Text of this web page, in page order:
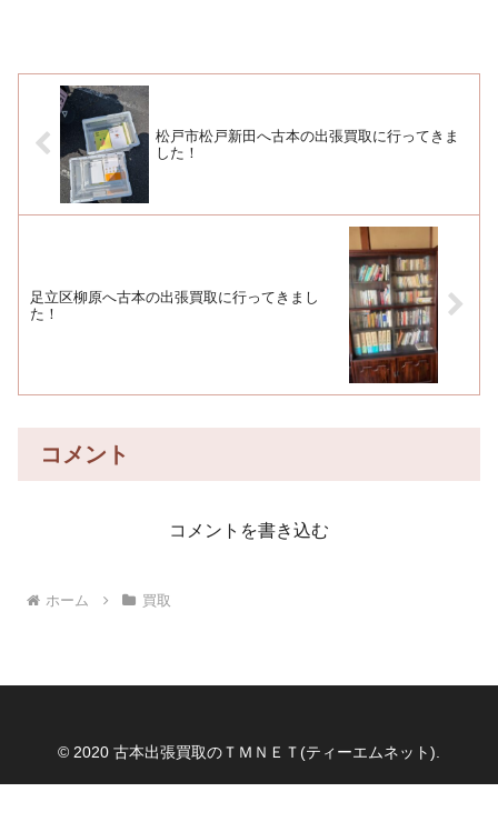
松戸市松戸新田へ古本の出張買取に行ってきま
した！
足立区柳原へ古本の出張買取に行ってきまし
た！
コメント
コメントを書き込む
ホーム 買取
© 2020 古本出張買取のＴＭＮＥＴ(ティーエムネット).